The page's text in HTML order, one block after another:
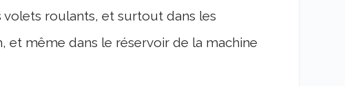
roulants, et surtout dans les
même dans le réservoir de la machine